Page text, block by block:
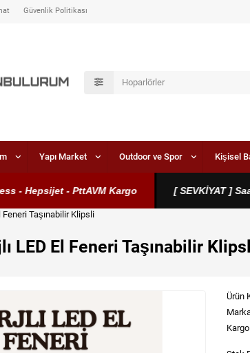
Güvenlik Politikası
Yapı Market Outdoor ve Spor Kişisel
Hepsijet - PttAVM Kargo [ SEVKİYAT ] Saat
Feneri Taşınabilir Klipsli
LED El Feneri Taşınabilir
Ürün